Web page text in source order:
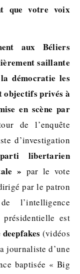
que votre voix
aux Béliers
saillante
démocratie les
objectifs privés à
en scène par
de l’enquête
d’investigation
libertarien
» par le vote
par le patron
l’intelligence
est
(vidéos
journaliste d’une
baptisée « Big